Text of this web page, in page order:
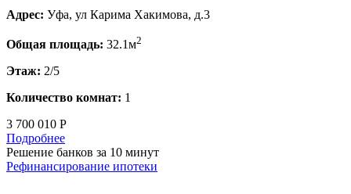
Адрес: Уфа, ул Карима Хакимова, д.3
Общая площадь: 32.1м2
Этаж: 2/5
Количество комнат: 1
3 700 010 Р
Подробнее
Решение банков за 10 минут
Рефинансирование ипотеки